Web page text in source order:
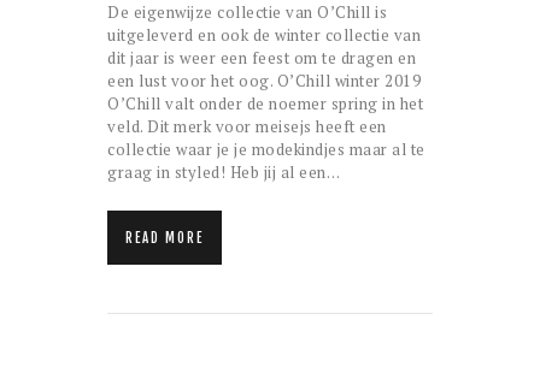
De eigenwijze collectie van O’Chill is
uitgeleverd en ook de winter collectie van
dit jaar is weer een feest om te dragen en
een lust voor het oog. O’Chill winter 2019
O’Chill valt onder de noemer spring in het
veld. Dit merk voor meisejs heeft een
collectie waar je je modekindjes maar al te
graag in styled! Heb jij al een…
READ MORE